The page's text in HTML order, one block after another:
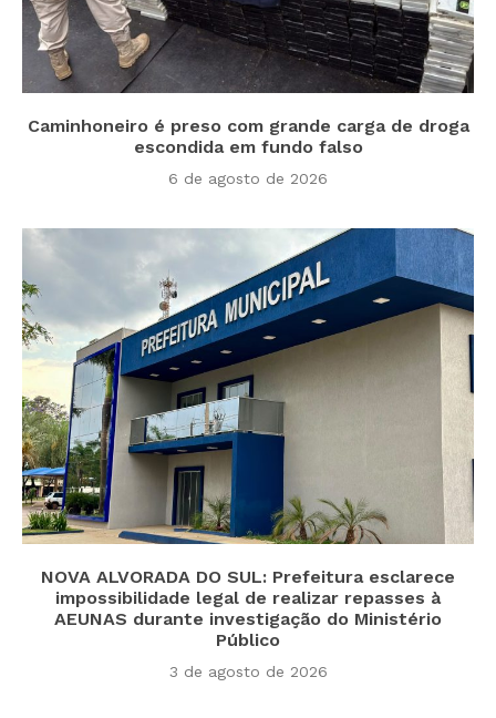
Caminhoneiro é preso com grande carga de droga
escondida em fundo falso
6 de agosto de 2026
NOVA ALVORADA DO SUL: Prefeitura esclarece
impossibilidade legal de realizar repasses à
AEUNAS durante investigação do Ministério
Público
3 de agosto de 2026